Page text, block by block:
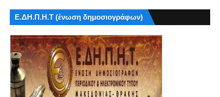
Ε.ΔΗ.Π.Η.Τ (ένωση δημοσιογράφων)